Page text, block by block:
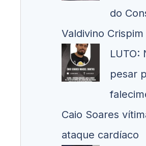
do
Valdivino Crispim
LUTO:
pesar
Caio Soares
ataque cardíaco